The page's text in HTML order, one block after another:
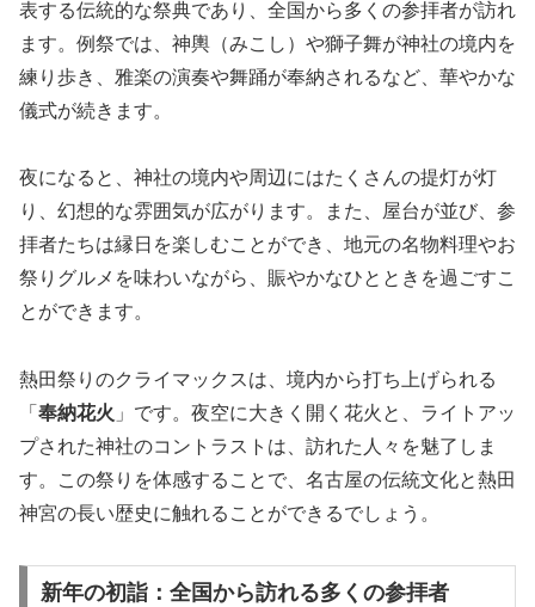
表する伝統的な祭典であり、全国から多くの参拝者が訪れ
ます。例祭では、神輿（みこし）や獅子舞が神社の境内を
練り歩き、雅楽の演奏や舞踊が奉納されるなど、華やかな
儀式が続きます。
夜になると、神社の境内や周辺にはたくさんの提灯が灯
り、幻想的な雰囲気が広がります。また、屋台が並び、参
拝者たちは縁日を楽しむことができ、地元の名物料理やお
祭りグルメを味わいながら、賑やかなひとときを過ごすこ
とができます。
熱田祭りのクライマックスは、境内から打ち上げられる
「 奉納花火 」です。夜空に大きく開く花火と、ライトアッ
プされた神社のコントラストは、訪れた人々を魅了しま
す。この祭りを体感することで、名古屋の伝統文化と熱田
神宮の長い歴史に触れることができるでしょう。
新年の初詣：全国から訪れる多くの参拝者